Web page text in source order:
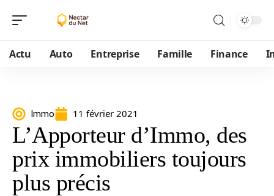
Actu Auto Entreprise Famille Finance
Immo 11 février 2021
L’Apporteur d’Immo, des
prix immobiliers toujours
plus précis